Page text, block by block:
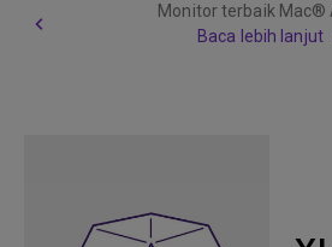
Monitor terbaik Mac®
Baca lebih lanjut